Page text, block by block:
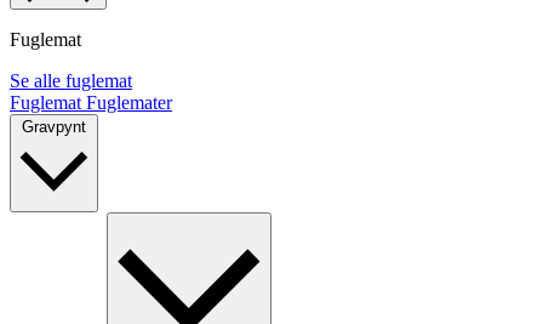
Fuglemat
Se alle fuglemat
Fuglemat Fuglemater